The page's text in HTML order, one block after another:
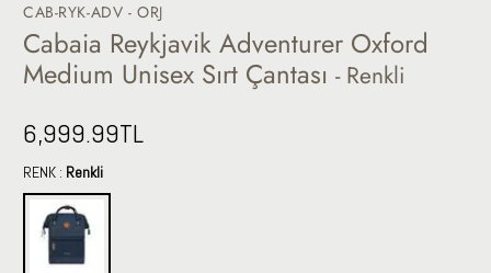
CAB-RYK-ADV - ORJ
Cabaia Reykjavik Adventurer Oxford
Medium Unisex Sırt Çantası - Renkli
6,999.99TL
RENK : Renkli